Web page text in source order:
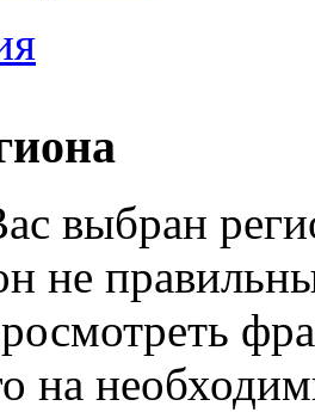
выбран
не
на